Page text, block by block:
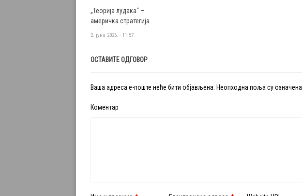
„Теорија лудака“ –
америчка стратегија
2. јуна 2026. - 11:57
ОСТАВИТЕ ОДГОВОР
Ваша адреса е-поште неће бити објављена. Неопходна поља су означена
Коментар